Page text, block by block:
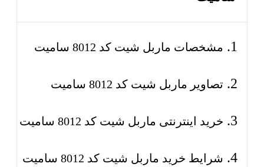
مشخصات ماربل شیت کد 8012 سامیت
تصاویر ماربل شیت کد 8012 سامیت
خرید اینترنتی ماربل شیت کد 8012 سامیت
شرایط خرید ماربل شیت کد 8012 سامیت